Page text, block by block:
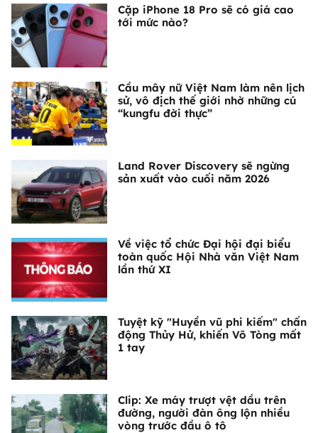
Cặp iPhone 18 Pro sẽ có giá cao
tới mức nào?
Cầu mây nữ Việt Nam làm nên lịch
sử, vô địch thế giới nhờ những cú
“kungfu đời thực”
Land Rover Discovery sẽ ngừng
sản xuất vào cuối năm 2026
Về việc tổ chức Đại hội đại biểu
toàn quốc Hội Nhà văn Việt Nam
lần thứ XI
Tuyệt kỹ "Huyền vũ phi kiếm" chấn
động Thủy Hử, khiến Võ Tòng mất
1 tay
Clip: Xe máy trượt vệt dầu trên
đường, người đàn ông lộn nhiều
vòng trước đầu ô tô